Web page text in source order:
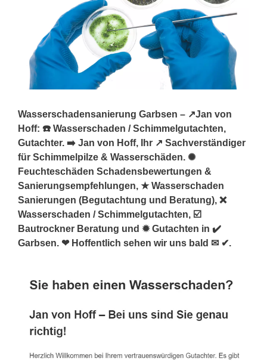
Wasserschadensanierung Garbsen – ↗️Jan von
Hoff: ☎️ Wasserschaden / Schimmelgutachten,
Gutachter. ➡️ Jan von Hoff, Ihr ↗️ Sachverständiger
für Schimmelpilze & Wasserschäden. ✺
Feuchteschäden Schadensbewertungen &
Sanierungsempfehlungen, ★ Wasserschaden
Sanierungen (Begutachtung und Beratung), ❌
Wasserschaden / Schimmelgutachten, ☑️
Bautrockner Beratung und ✹ Gutachten in ✔️
Garbsen. ❤ Hoffentlich sehen wir uns bald ✉ ✔.